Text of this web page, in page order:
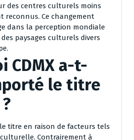
des centres culturels moins
reconnus. Ce changement
dans la perception mondiale
paysages culturels divers
CDMX a-t-
le titre
titre en raison de facteurs tels
culturelle. Contrairement à